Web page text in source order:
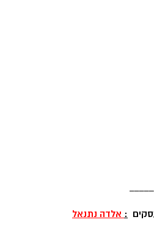
של הקבוצה "אשדוד נט"
: אלדה נתנאל